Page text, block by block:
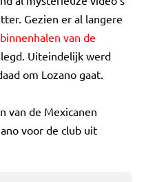
Gezien er al langere
van de
Uiteindelijk werd
om Lozano gaat.
van de Mexicanen
voor de club uit